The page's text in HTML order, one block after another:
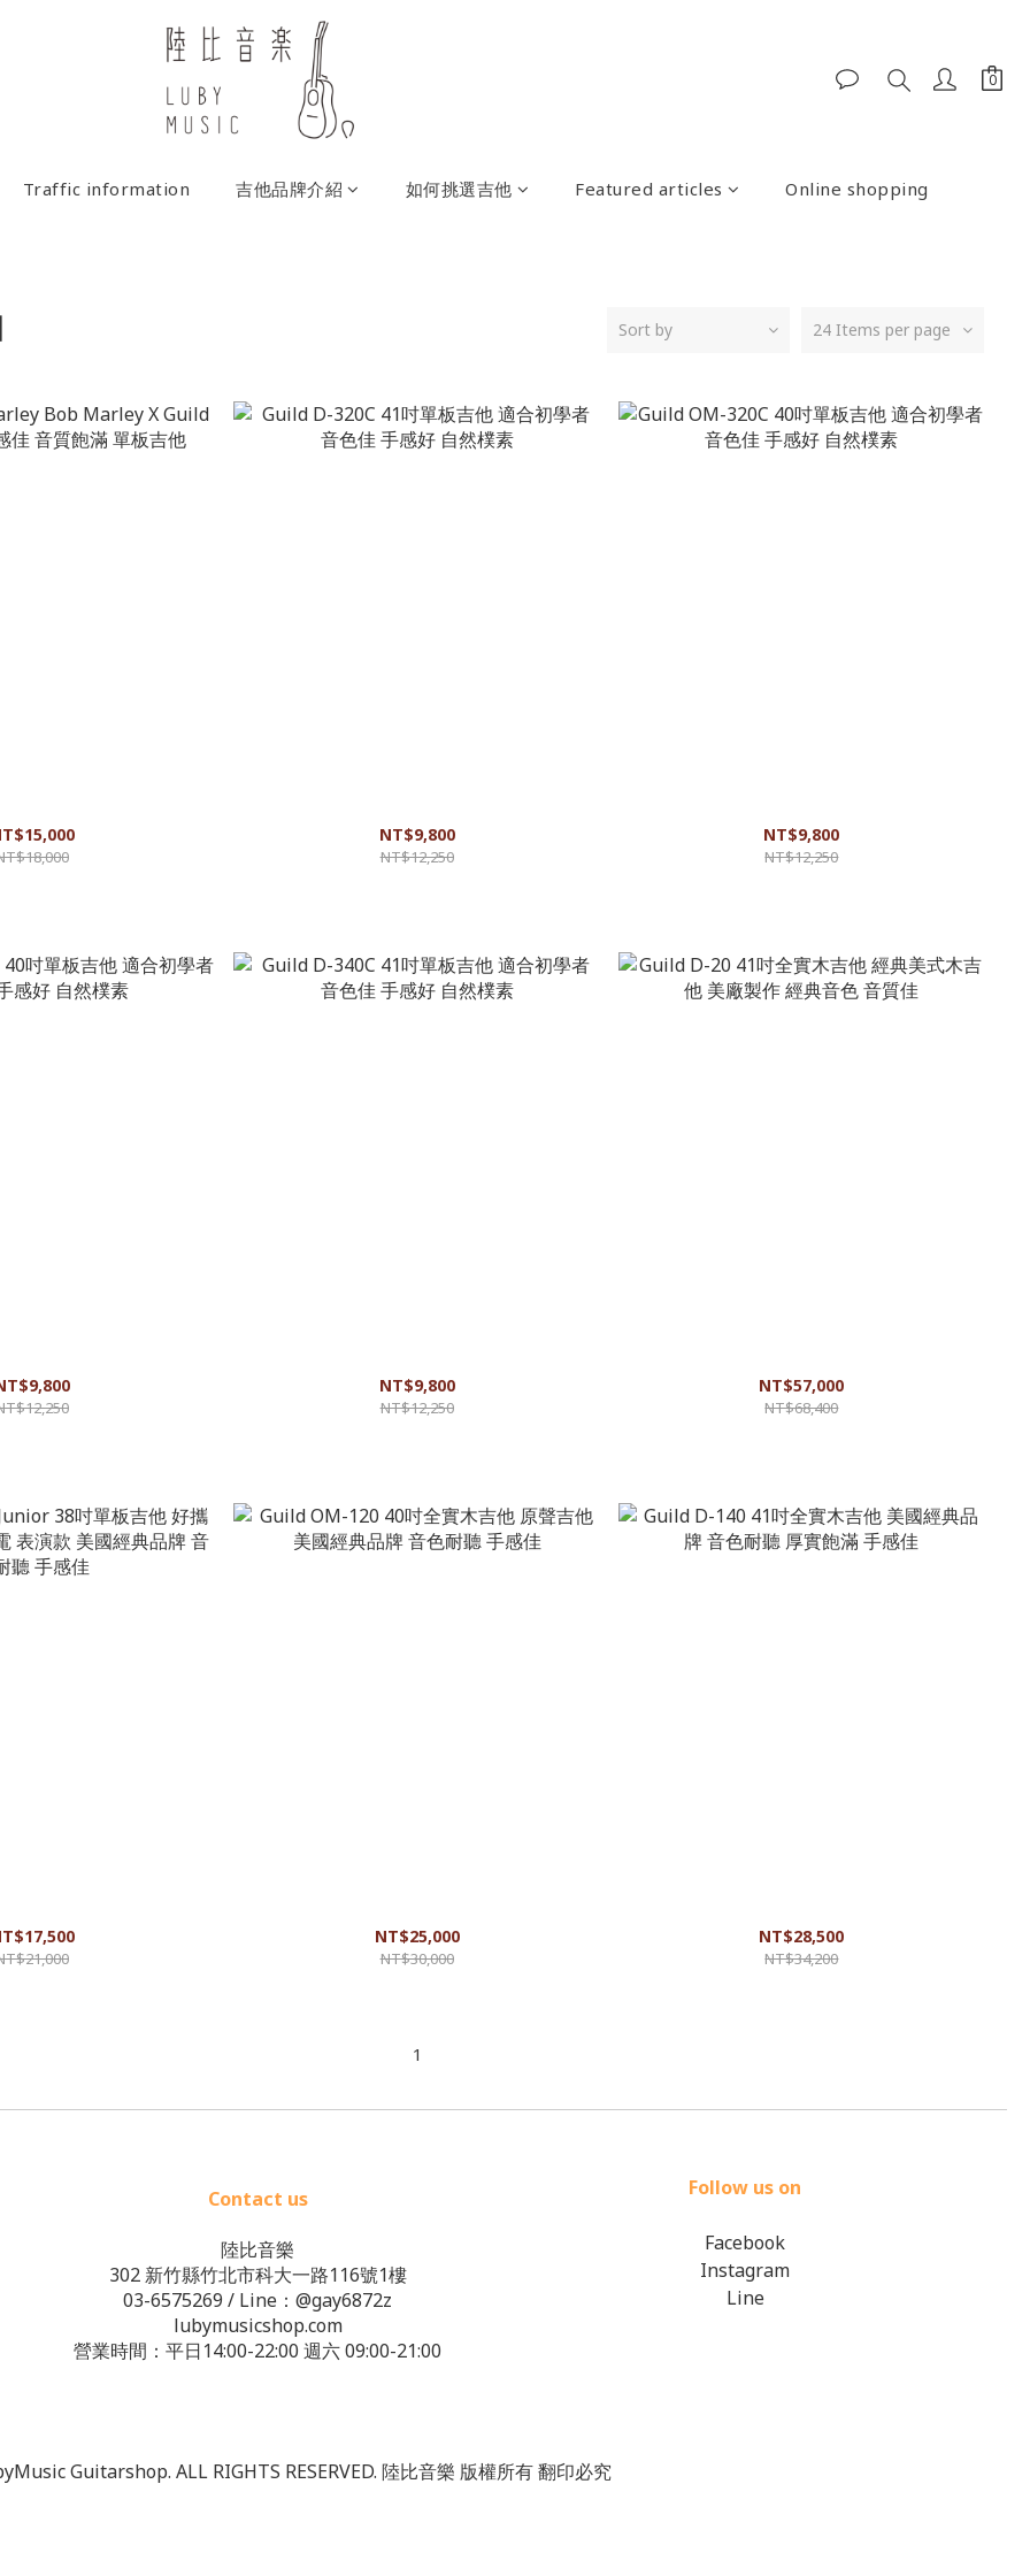
Traffic information 吉他品牌介紹 如何挑選吉他 Featured articles Online shopping
Sort by 24 Items per page
NT$9,800
NT$12,250
NT$9,800
NT$12,250
NT$9,800
NT$12,250
NT$57,000
NT$68,400
NT$25,000
NT$30,000
NT$28,500
NT$34,200
1
Contact us
陸比音樂
302 新竹縣竹北市科大一路116號1樓
03-6575269 / Line： @gay6872z
lubymusicshop.com
營業時間：平日14:00-22:00 週六 09:00-21:00
Follow us on
Facebook
Instagram
Line
Guitarshop. ALL RIGHTS RESERVED. 陸比音樂 版權所有 翻印必究